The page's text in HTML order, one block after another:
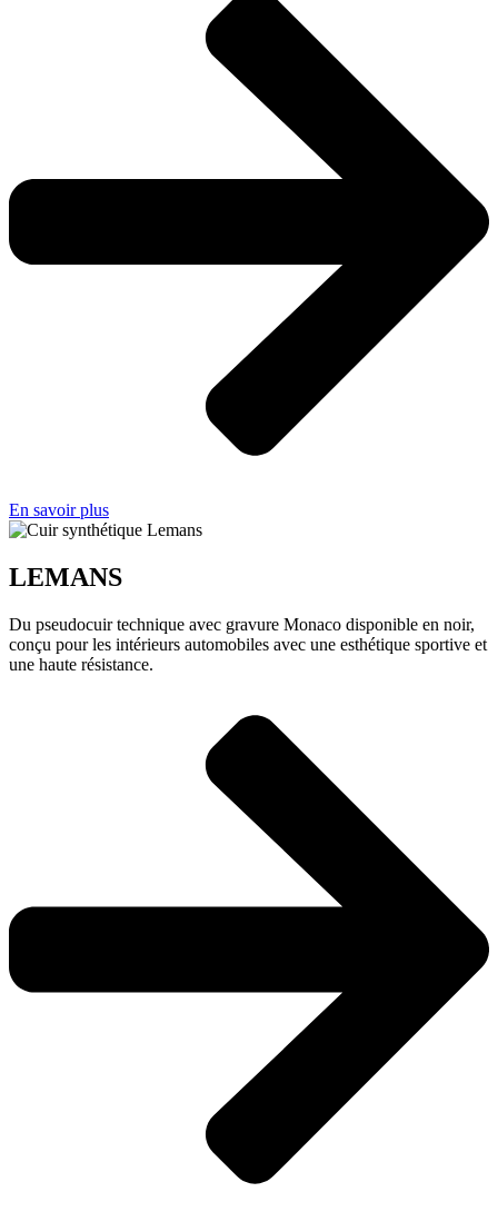
En savoir plus
LEMANS
Du pseudocuir technique avec gravure Monaco disponible en noir,
conçu pour les intérieurs automobiles avec une esthétique sportive et
une haute résistance.